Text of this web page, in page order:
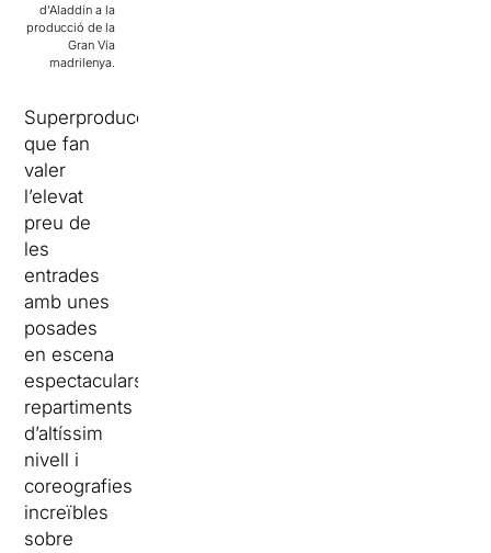
d’Aladdín a la
producció de la
Gran Vía
madrilenya.
Superproduccions
que fan
valer
l’elevat
preu de
les
entrades
amb unes
posades
en escena
espectaculars,
repartiments
d’altíssim
nivell i
coreografies
increïbles
sobre